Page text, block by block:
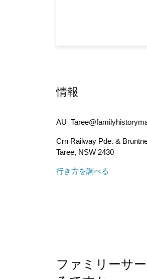
情報
Crn Railway Pde. &
Taree, NSW 2430
行き方を調べる
ファミリーサ